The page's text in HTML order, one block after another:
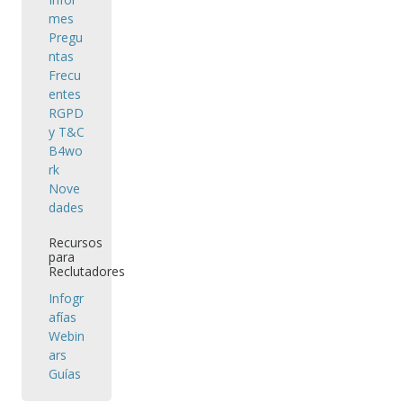
mes
Pregu
ntas
Frecu
entes
RGPD
y T&C
B4wo
rk
Nove
dades
Recursos
para
Reclutadores
Infogr
afías
Webin
ars
Guías